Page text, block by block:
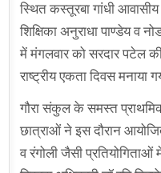
स्थित कस्तूरबा गांधी
शिक्षिका अनुराधा पाण्डेय व
में मंगलवार को सरदार पटेल
राष्ट्रीय एकता दिवस मनाया
गौरा संकुल के समस्त
छात्राओं ने इस दौरान
व रंगोली जैसी